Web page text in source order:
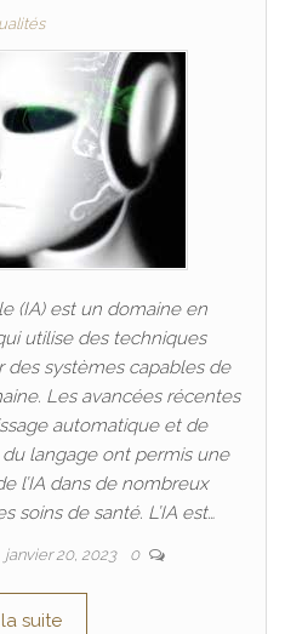
(IA) est un domaine en
utilise des techniques
systèmes capables de
Les avancées récentes
automatique et de
langage ont permis une
l’IA dans de nombreux
soins de santé. L’IA est…
janvier 20, 2023 0
suite